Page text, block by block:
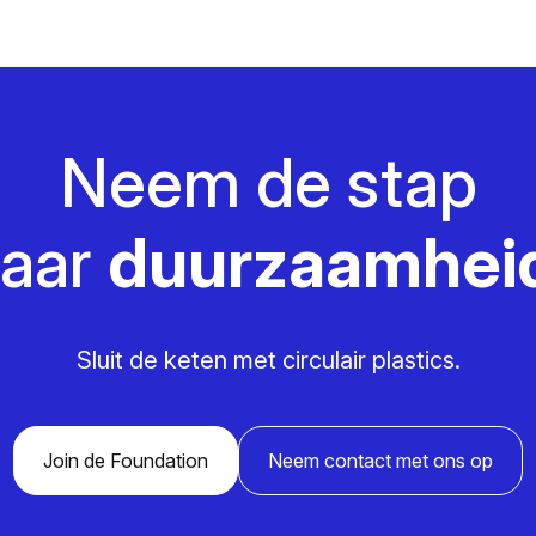
Neem de stap
Sluit de keten met circulair plastics.
Join de Foundation Neem contact met ons op